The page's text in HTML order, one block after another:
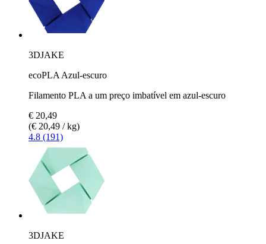
3DJAKE
ecoPLA Azul-escuro
Filamento PLA a um preço imbatível em azul-escuro
€ 20,49
(€ 20,49 / kg)
4.8 (191)
3DJAKE